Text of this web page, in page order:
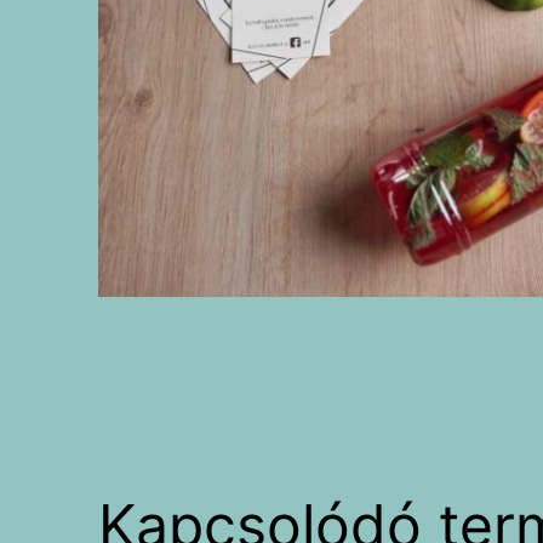
Kapcsolódó